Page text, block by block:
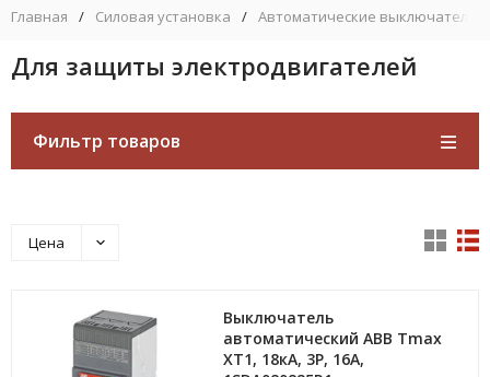
Главная / Силовая установка / Автоматические выключатели
Для защиты электродвигателей
Фильтр товаров
Цена
Выключатель
автоматический ABB Tmax
XT1, 18кА, 3P, 16А,